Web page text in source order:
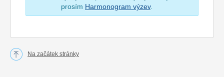
prosím Harmonogram výzev.
Na začátek stránky